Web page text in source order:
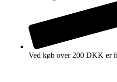
Ved køb over 200 DKK er